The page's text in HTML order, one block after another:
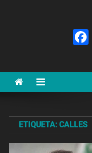
ETIQUETA: CALLES